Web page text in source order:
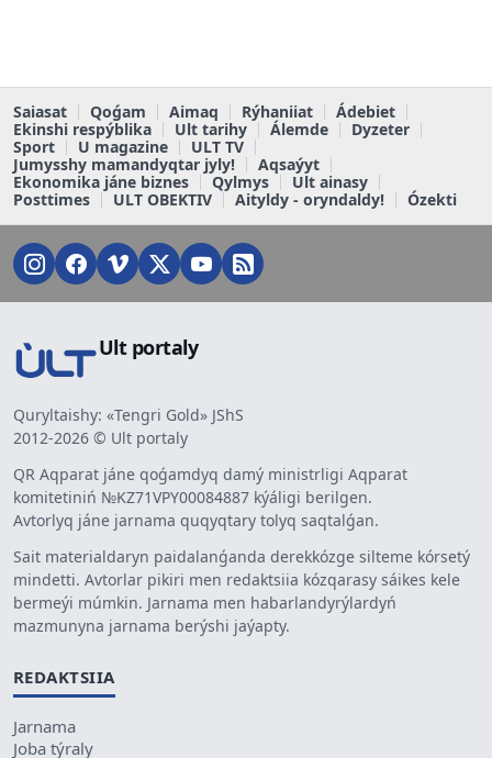
Saiasat Qoǵam Aimaq Rýhaniiat
Ádebiet
Ekinshi respýblika
Ult tarihy Álemde
Dyzeter
Sport
U magazine
ULT TV
Jumysshy mamandyqtar jyly!
Aqsaýyt
Ekonomika jáne biznes
Qylmys
Ult ainasy
Posttimes
ULT OBEKTIV Aityldy - oryndaldy! Ózekti
Ult portaly
Quryltaishy: «Tengri Gold» JShS
2012-2026 © Ult portaly
QR Aqparat jáne qoǵamdyq damý ministrligi Aqparat
komitetiniń №KZ71VPY00084887 kýáligi berilgen.
Avtorlyq jáne jarnama quqyqtary tolyq saqtalǵan.
Sait materialdaryn paidalanǵanda derekkózge silteme kórsetý
mindetti. Avtorlar pikiri men redaktsiia kózqarasy sáikes kele
bermeýi múmkin. Jarnama men habarlandyrýlardyń
mazmunyna jarnama berýshi jaýapty.
REDAKTSIIA
Jarnama
Joba týraly